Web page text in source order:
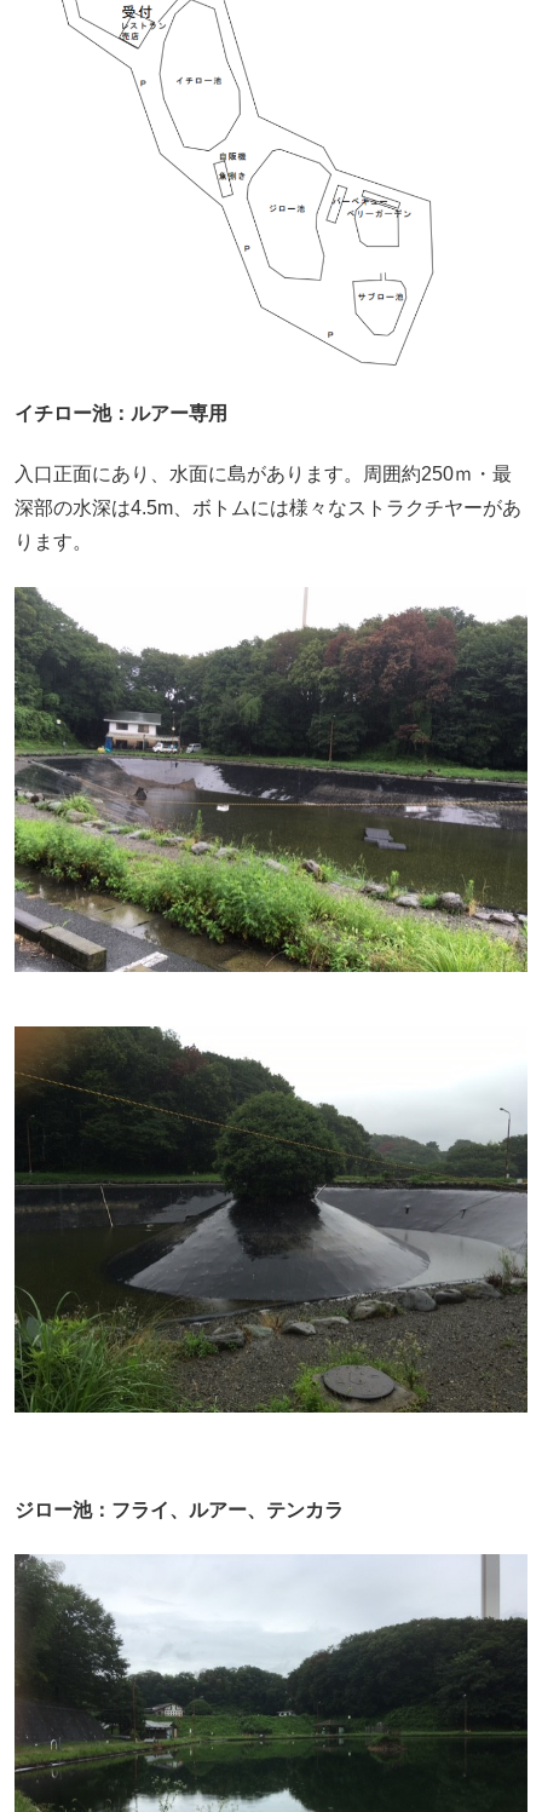
イチロー池：ルアー専用
入口正面にあり、水面に島があります。周囲約250ｍ・最
深部の水深は4.5m、ボトムには様々なストラクチヤーがあ
ります。
ジロー池：フライ、ルアー、テンカラ